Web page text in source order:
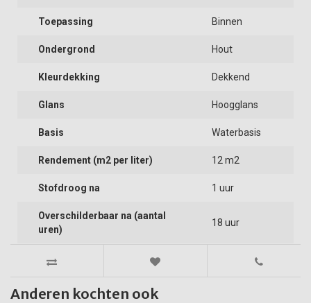
Toepassing Binnen
Ondergrond Hout
Kleurdekking Dekkend
Glans Hoogglans
Basis Waterbasis
Rendement (m2 per liter) 12 m2
Stofdroog na 1 uur
Overschilderbaar na (aantal
uren)
18 uur
Anderen kochten ook